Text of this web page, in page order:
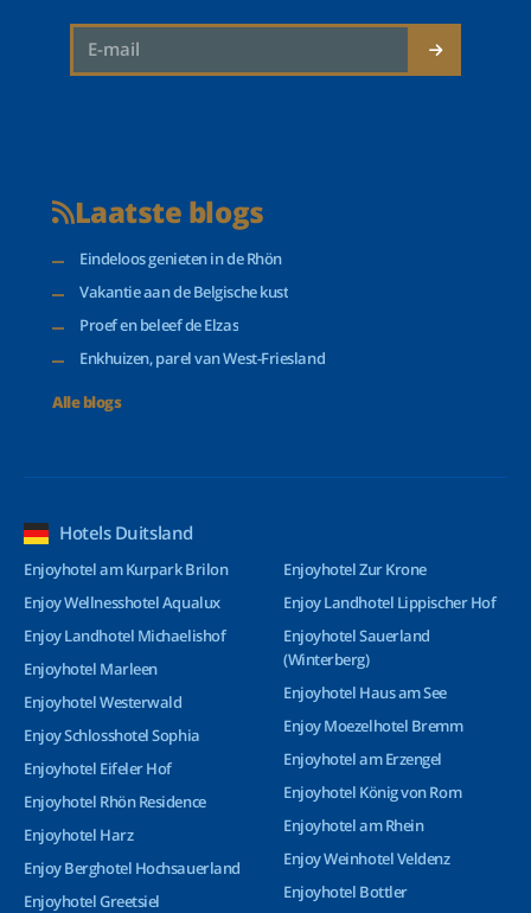
Laatste blogs
Eindeloos genieten in de Rhön
Vakantie aan de Belgische kust
Proef en beleef de Elzas
Enkhuizen, parel van West-Friesland
Alle blogs
Hotels Duitsland
Enjoyhotel am Kurpark Brilon
Enjoy Wellnesshotel Aqualux
Enjoy Landhotel Michaelishof
Enjoyhotel Marleen
Enjoyhotel Westerwald
Enjoy Schlosshotel Sophia
Enjoyhotel Eifeler Hof
Enjoyhotel Rhön Residence
Enjoyhotel Harz
Enjoy Berghotel Hochsauerland
Enjoyhotel Greetsiel
Enjoyhotel Zur Krone
Enjoy Landhotel Lippischer Hof
Enjoyhotel Sauerland
(Winterberg)
Enjoyhotel Haus am See
Enjoy Moezelhotel Bremm
Enjoyhotel am Erzengel
Enjoyhotel König von Rom
Enjoyhotel am Rhein
Enjoy Weinhotel Veldenz
Enjoyhotel Bottler